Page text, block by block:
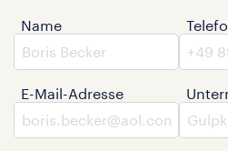
Name
E-Mail-Adresse